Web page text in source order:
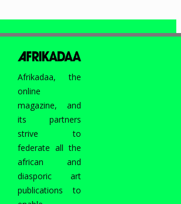
Afrikadaa, the
online
magazine, and
its partners
strive to
federate all the
african and
diasporic art
publications to